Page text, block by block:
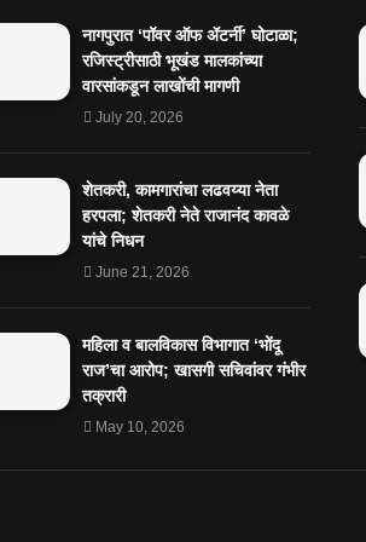
नागपुरात ‘पॉवर ऑफ ॲटर्नी’ घोटाळा;
रजिस्ट्रीसाठी भूखंड मालकांच्या
वारसांकडून लाखोंची मागणी
July 20, 2026
शेतकरी, कामगारांचा लढवय्या नेता
हरपला; शेतकरी नेते राजानंद कावळे
यांचे निधन
June 21, 2026
महिला व बालविकास विभागात ‘भोंदू
राज’चा आरोप; खासगी सचिवांवर गंभीर
तक्रारी
May 10, 2026